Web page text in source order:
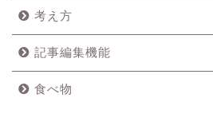
考え方
記事編集機能
食べ物